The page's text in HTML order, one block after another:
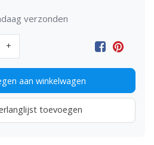
verzonden
+
aan winkelwagen
toevoegen